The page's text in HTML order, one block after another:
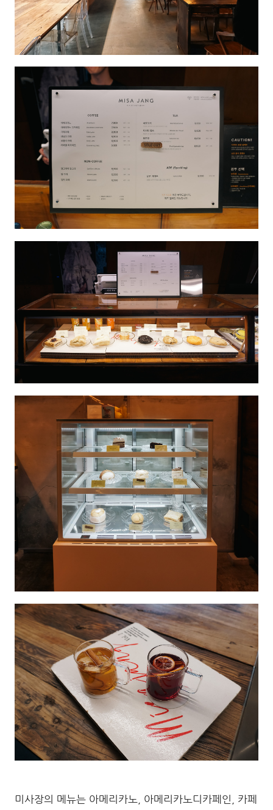
미사장의 메뉴는 아메리카노, 아메리카노디카페인, 카페